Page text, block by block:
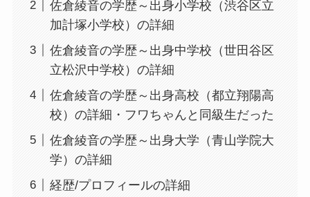
佐倉綾音の学歴～出身小学校（渋谷区立
加計塚小学校）の詳細
佐倉綾音の学歴～出身中学校（世田谷区
立松沢中学校）の詳細
佐倉綾音の学歴～出身高校（都立翔陽高
校）の詳細・フワちゃんと同級生だった
佐倉綾音の学歴～出身大学（青山学院大
学）の詳細
経歴/プロフィールの詳細